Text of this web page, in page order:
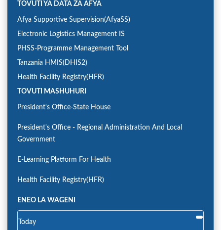
TOVUTI YA DATA ZA AFYA
Afya Supportive Supervision(AfyaSS)
Electronic Logistics Management IS
PHSS-Programme Management Tool
Tanzania HMIS(DHIS2)
Health Facility Registry(HFR)
TOVUTI MASHUHURI
President's Office-State House
President's Office - Regional Administration And Local
Government
E-Learning Platform For Health
Health Facility Registry(HFR)
ENEO LA WAGENI
Today